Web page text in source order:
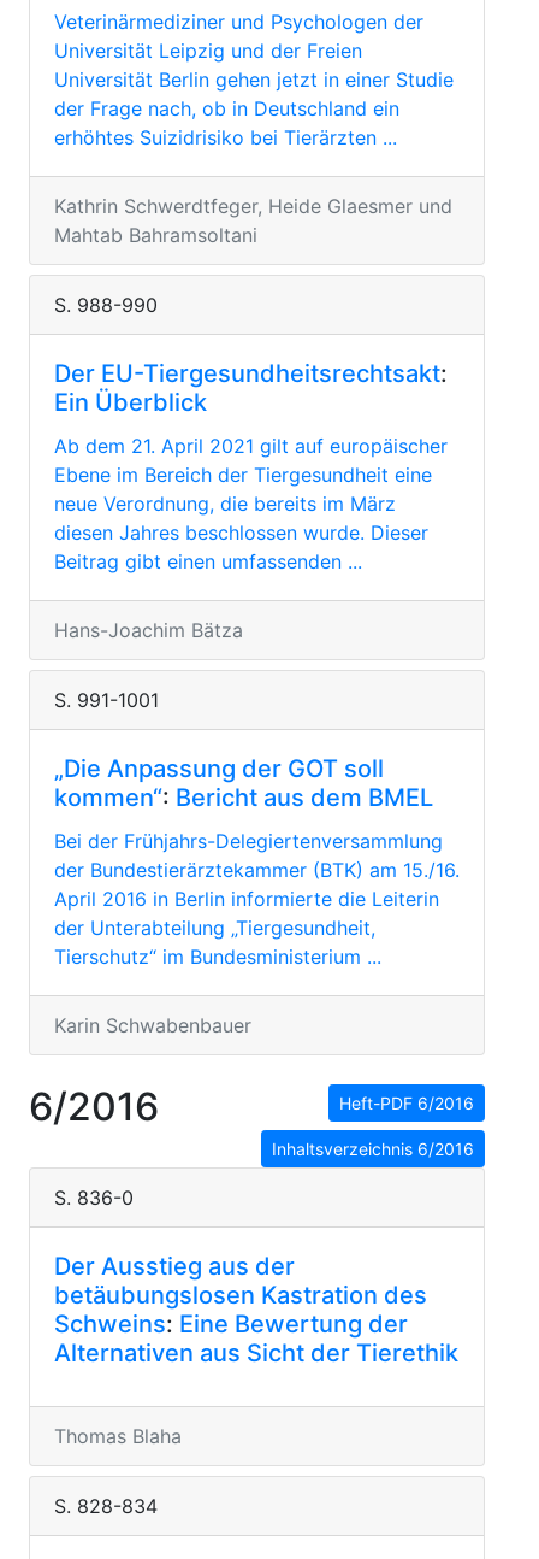
Veterinärmediziner und Psychologen der
Universität Leipzig und der Freien
Universität Berlin gehen jetzt in einer Studie
der Frage nach, ob in Deutschland ein
erhöhtes Suizidrisiko bei Tierärzten ...
Kathrin Schwerdtfeger, Heide Glaesmer und
Mahtab Bahramsoltani
S. 988-990
Der EU-Tiergesundheitsrechtsakt:
Ein Überblick
Ab dem 21. April 2021 gilt auf europäischer
Ebene im Bereich der Tiergesundheit eine
neue Verordnung, die bereits im März
diesen Jahres beschlossen wurde. Dieser
Beitrag gibt einen umfassenden ...
Hans-Joachim Bätza
S. 991-1001
„Die Anpassung der GOT soll
kommen“: Bericht aus dem BMEL
Bei der Frühjahrs-Delegiertenversammlung
der Bundestierärztekammer (BTK) am 15./16.
April 2016 in Berlin informierte die Leiterin
der Unterabteilung „Tiergesundheit,
Tierschutz“ im Bundesministerium ...
Karin Schwabenbauer
6/2016 Heft-PDF 6/2016
Inhaltsverzeichnis 6/2016
S. 836-0
Der Ausstieg aus der
betäubungslosen Kastration des
Schweins: Eine Bewertung der
Alternativen aus Sicht der Tierethik
Thomas Blaha
S. 828-834